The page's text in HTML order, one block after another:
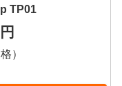
TP01
）